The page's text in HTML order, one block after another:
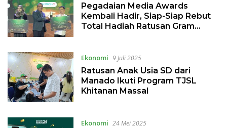
Pegadaian Media Awards
Kembali Hadir, Siap-Siap Rebut
Total Hadiah Ratusan Gram
Ekonomi 9 Juli 2025
Ratusan Anak Usia SD dari
Manado Ikuti Program TJSL
Khitanan Massal
Ekonomi 24 Mei 2025